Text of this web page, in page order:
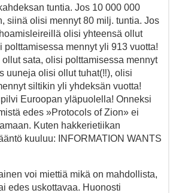
tuntia. Jos 10 000 000
siinä olisi mennyt 80 milj. tuntia. Jos
olisi yhteensä ollut
polttamisessa mennyt yli 913 vuotta!
sata, olisi polttamisessa mennyt
uuneja olisi ollut tuhat(‼), olisi
siltikin yli yhdeksän vuotta!
Euroopan yläpuolella! Onneksi
edes »Protocols of Zion» ei
Kuten hakkerietiikan
kuuluu: INFORMATION WANTS
voi miettiä mikä on mahdollista,
edes uskottavaa. Huonosti